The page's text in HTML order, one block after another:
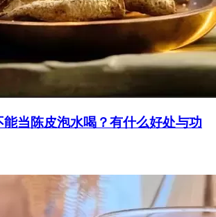
能当陈皮泡水喝？有什么好处与功